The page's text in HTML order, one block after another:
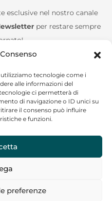
tecnologie come i
alle informazioni del
ci permetterà di
di navigazione o ID unici su
il consenso può influire
e funzioni.
preferenze
esclusive nel nostro canale
per restare sempre
Newsletter!
– Tutti i diritti riservati
possibile!